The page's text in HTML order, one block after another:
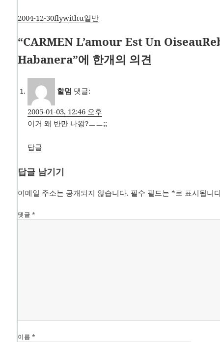
작
일
2004-12-30글
이
flywithu카
고
리
일반
“CARMEN L’amour Est Un
Habanera”에 한개의 의견
할멈 댓글:
2005-01-03, 12:46 오후
이거 왜 반만 나왕?ㅡㅡ;;
답글
답글 남기기
이메일 주소는 공개되지 않습니다. 필수 필드는 *로 표시됩니
댓글 *
이름 *